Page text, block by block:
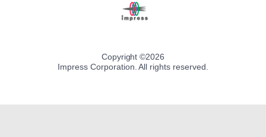
Copyright ©2026
Impress Corporation. All rights reserved.